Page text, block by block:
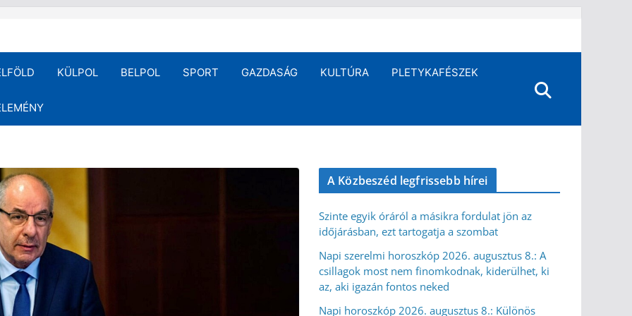
KÜLPOL BELPOL SPORT GAZDASÁG KULTÚRA PLETYKAFÉSZEK
A Közbeszéd legfrissebb hírei
Szinte egyik óráról a másikra fordulat jön az
időjárásban, ezt tartogatja a szombat
Napi szerelmi horoszkóp 2026. augusztus 8.: A
csillagok most nem finomkodnak, kiderülhet, ki
az, aki igazán fontos neked
Napi horoszkóp 2026. augusztus 8.: Különös